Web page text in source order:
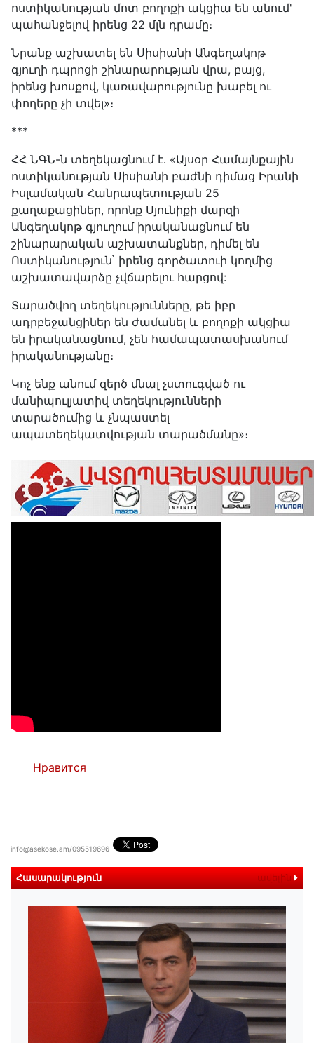
ոստիկանության մոտ բողոքի ակցիա են անում'
պահանջելով իրենց 22 մլն դրամը։
Նրանք աշխատել են Սիսիանի Անգեղակոթ
գյուղի դպրոցի շինարարության վրա, բայց,
իրենց խոսքով, կառավարությունը խաբել ու
փողերը չի տվել»։
***
ՀՀ ՆԳՆ-ն տեղեկացնում է․ «Այսօր Համայնքային
ոստիկանության Սիսիանի բաժնի դիմաց Իրանի
Իսլամական Հանրապետության 25
քաղաքացիներ, որոնք Սյունիքի մարզի
Անգեղակոթ գյուղում իրականացնում են
շինարարական աշխատանքներ, դիմել են
Ոստիկանություն՝ իրենց գործատուի կողմից
աշխատավարձը չվճարելու հարցով:
Տարածվող տեղեկությունները, թե իբր
ադրբեջանցիներ են ժամանել և բողոքի ակցիա
են իրականացնում, չեն համապատասխանում
իրականությանը։
Կոչ ենք անում զերծ մնալ չստուգված ու
մանիպուլյատիվ տեղեկությունների
տարածումից և չնպաստել
ապատեղեկատվության տարածմանը»։
Нравится
info@asekose.am/095519696
Հասարակություն ավելին